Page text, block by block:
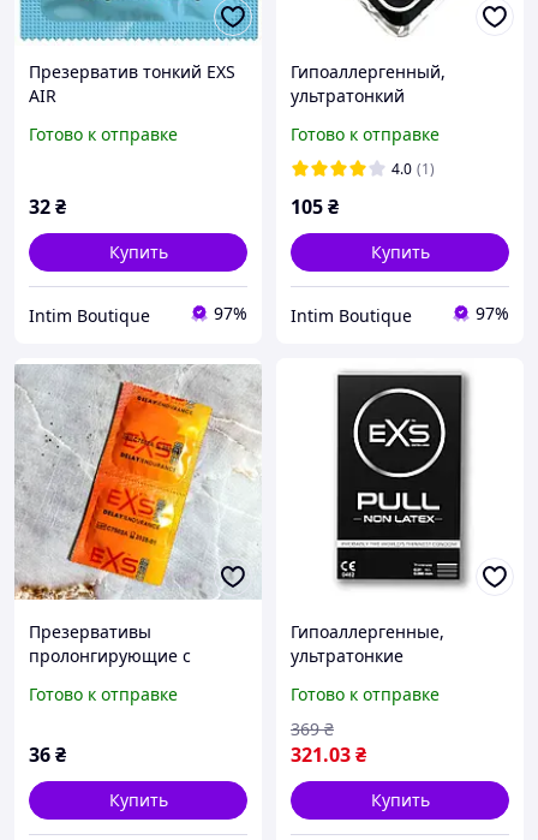
Презерватив тонкий EXS
AIR
Готово к отправке
32₴
Купить
Intim Boutique 97%
Гипоаллергенный,
ультратонкий
презерватив EXS Pull
Non-Latex, 1 шт.
Готово к отправке
4.0 (1)
105₴
Купить
Intim Boutique 97%
Презервативы
пролонгирующие с
шт
Готово к отправке
36₴
Купить
Гипоаллергенные,
ультратонкие
презервативы EXS Pull
Non-Latex, 3 шт.
Готово к отправке
321.03₴
369 ₴
Купить